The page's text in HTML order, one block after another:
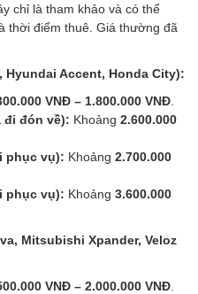
chỉ là tham khảo và có thể
thời điểm thuê. Giá thường đã
Hyundai Accent, Honda City):
VNĐ – 1.800.000 VNĐ
đi đón về): Khoảng 2.600.000
phục vụ): Khoảng 2.700.000
phục vụ): Khoảng 3.600.000
Mitsubishi Xpander, Veloz
VNĐ – 2.000.000 VNĐ